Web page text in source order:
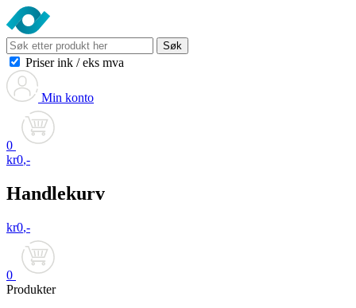
Søk
Priser ink / eks mva
Min konto
0
kr0,-
Handlekurv
kr0,-
0
Produkter